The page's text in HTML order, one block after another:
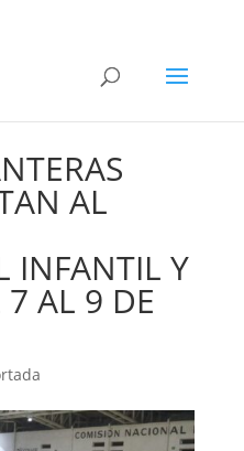
AL
INFANTIL Y
7 AL 9 DE